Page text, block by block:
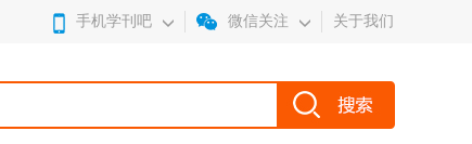
手机学刊吧 微信关注 关于我们